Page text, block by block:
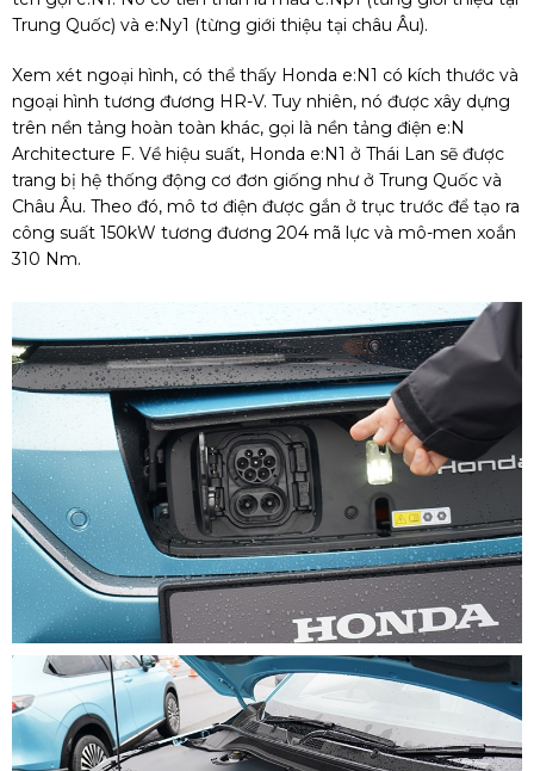
Trung Quốc) và e:Ny1 (từng giới thiệu tại châu Âu).
Xem xét ngoại hình, có thể thấy Honda e:N1 có kích thước và
ngoại hình tương đương HR-V. Tuy nhiên, nó được xây dựng
trên nền tảng hoàn toàn khác, gọi là nền tảng điện e:N
Architecture F. Về hiệu suất, Honda e:N1 ở Thái Lan sẽ được
trang bị hệ thống động cơ đơn giống như ở Trung Quốc và
Châu Âu. Theo đó, mô tơ điện được gắn ở trục trước để tạo ra
công suất 150kW tương đương 204 mã lực và mô-men xoắn
310 Nm.